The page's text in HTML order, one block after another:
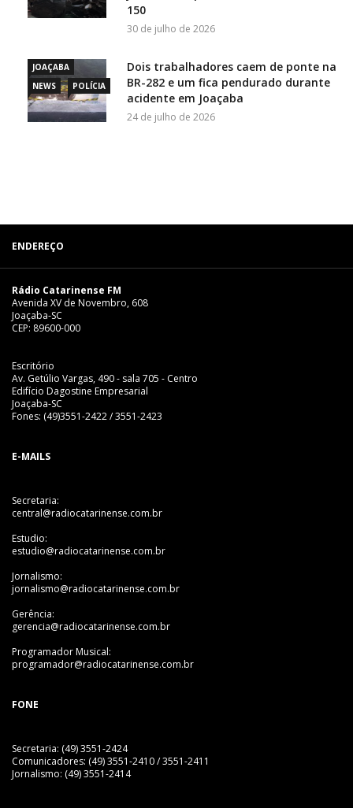
150
30 de julho de 2026
JOAÇABA
NEWS
POLÍCIA
Dois trabalhadores caem de ponte na
BR-282 e um fica pendurado durante
acidente em Joaçaba
24 de julho de 2026
ENDEREÇO
Rádio Catarinense FM
Avenida XV de Novembro, 608
Joaçaba-SC
CEP: 89600-000
Escritório
Av. Getúlio Vargas, 490 - sala 705 - Centro
Edifício Dagostine Empresarial
Joaçaba-SC
Fones: (49)3551-2422 / 3551-2423
E-MAILS
Secretaria:
central@radiocatarinense.com.br
Estudio:
estudio@radiocatarinense.com.br
Jornalismo:
jornalismo@radiocatarinense.com.br
Gerência:
gerencia@radiocatarinense.com.br
Programador Musical:
programador@radiocatarinense.com.br
FONE
Secretaria: (49) 3551-2424
Comunicadores: (49) 3551-2410 / 3551-2411
Jornalismo: (49) 3551-2414